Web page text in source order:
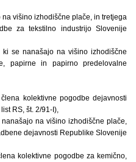
višino izhodiščne plače, in tretjega
za tekstilno industrijo Slovenije
se nanašajo na višino izhodiščne
papirne in papirno predelovalne
kolektivne pogodbe dejavnosti
RS, št. 2/91-I),
na višino izhodiščne plače,
dejavnosti Republike Slovenije
kolektivne pogodbe za kemično,